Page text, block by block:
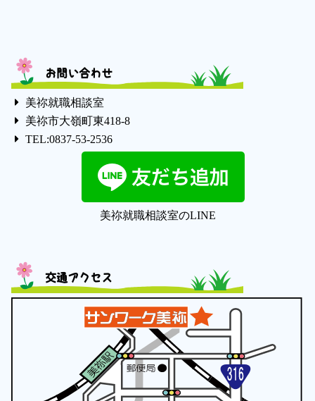
お問い合わせ
美祢就職相談室
美祢市大嶺町東418-8
TEL:0837-53-2536
美祢就職相談室のLINE
交通アクセス